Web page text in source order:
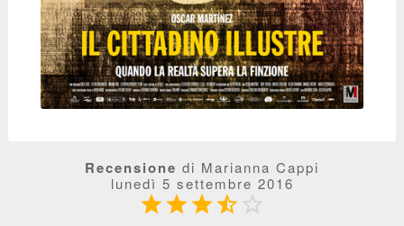
Recensione di Marianna Cappi
lunedì 5 settembre 2016
 